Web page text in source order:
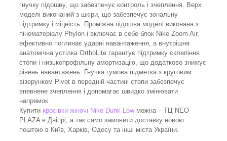
гнучку підошву, що забезпечує контроль і зчеплення. Верх
моделі виконаний з шкіри, що забезпечує зональну
підтримку і міцність. Проміжна підошва моделі виконана з
піноматеріалу Phylon і включає в себе блок Nike Zoom Air,
ефективно поглинає ударні навантаження, а внутрішня
анатомічна устілка OrthoLite гарантує підтримку склепіння
стопи і низькопрофільну амортизацію, що додатково знижує
рівень навантажень. Гнучка гумова підметка з круговим
візерунком Pivot в передній частині стопи забезпечує
впевнене зчеплення і допомагає швидко змінювати
напрямок.
Купити кросівки жіночі Nike Dunk Lowможна – ТЦ NEO
PLAZA в Дніпрі, а так само замовити доставку новою
поштою в Київ, Харків, Одесу та інші міста України.